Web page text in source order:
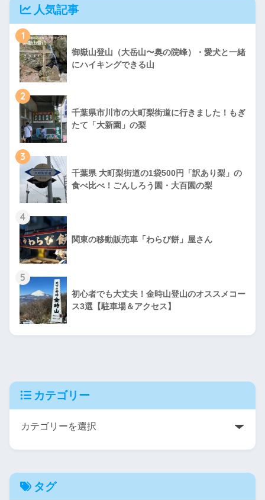
人気記事
1
御嶽山登山（大岳山〜奥の院峰）・愛犬と一緒
にハイキングできる山
2
千葉県市川市の大町梨街道に行きました！もぎ
たて「大新園」の梨
3
千葉県 大町梨街道の1袋500円「訳あり梨」の
食べ比べ！ごんしろう園・大百園の梨
4
関東の移動販売車「わらび餅」屋さん
5
初心者でも大丈夫！金時山登山のオススメコー
ス3選【駐車場＆アクセス】
カテゴリー
タグ